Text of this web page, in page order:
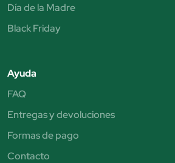
Día de la Madre
Black Friday
Ayuda
FAQ
Entregas y devoluciones
Formas de pago
Contacto